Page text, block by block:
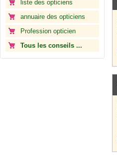
liste des opticiens
annuaire des opticiens
Profession opticien
Tous les conseils ...